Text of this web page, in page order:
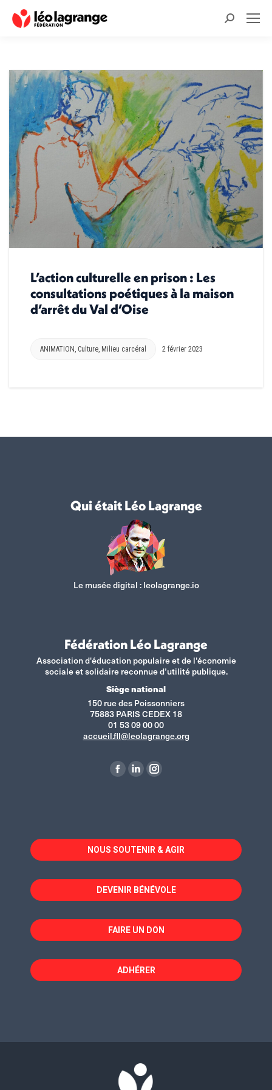
Recherche
L’action culturelle en prison : Les
consultations poétiques à la maison
d’arrêt du Val d’Oise
ANIMATION, Culture, Milieu carcéral 2 février 2023
Qui était Léo Lagrange
Le musée digital :leolagrange.io
Fédération Léo Lagrange
Association d'éducation populaire et de l'économie
sociale et solidaire reconnue d’utilité publique.
Siège national
150 rue des Poissonniers
75883 PARIS CEDEX 18
01 53 09 00 00
accueil.fll@leolagrange.org
La
dans
une
fenêtre
La
dans
une
fenêtre
La
dans
une
fenêtre
NOUS SOUTENIR & AGIR
DEVENIR BÉNÉVOLE
FAIRE UN DON
ADHÉRER